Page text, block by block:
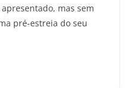
mas sem
pré-estreia do seu